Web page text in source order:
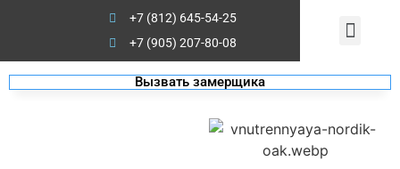
+7 (812) 645-54-25
+7 (905) 207-80-08
Вызвать замерщика